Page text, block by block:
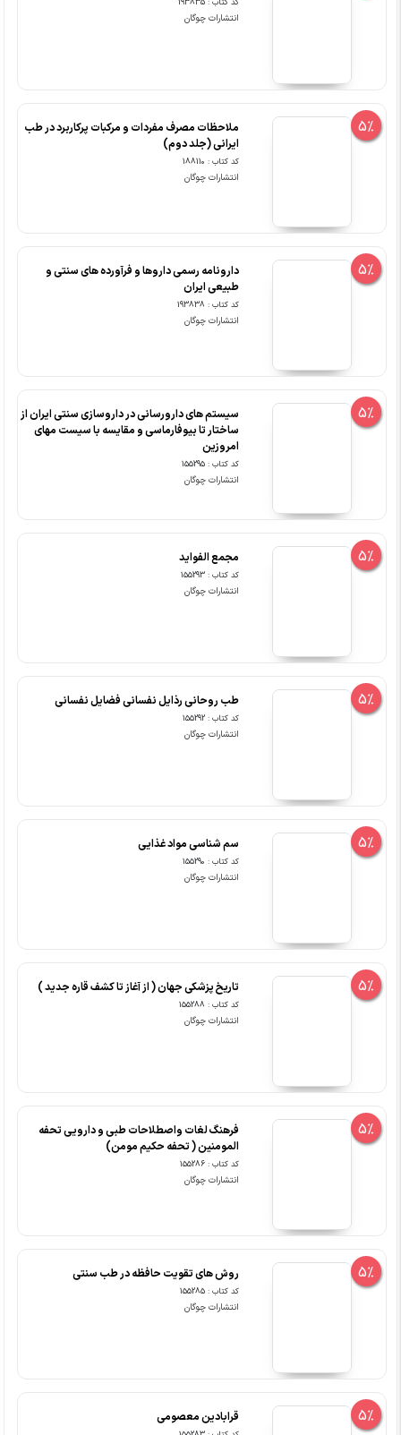
کد کتاب : 193835
انتشارات چوگان
5%
ملاحظات مصرف مفردات و مرکبات پرکاربرد در طب
ایرانی (جلد دوم)
کد کتاب : 188110
انتشارات چوگان
5%
دارونامه رسمی داروها و فرآورده های سنتی و
طبیعی ایران
کد کتاب : 193838
انتشارات چوگان
5%
سیستم های دارورسانی در داروسازی سنتی ایران از
ساختار تا بیوفارماسی و مقایسه با سیست مهای
امروزین
کد کتاب : 155295
انتشارات چوگان
5% مجمع الفواید
کد کتاب : 155293
انتشارات چوگان
5% طب روحانی رذایل نفسانی فضایل نفسانی
کد کتاب : 155292
انتشارات چوگان
5% سم شناسی مواد غذایی
کد کتاب : 155290
انتشارات چوگان
5% تاریخ پزشکی جهان ( از آغاز تا کشف قاره جدید )
کد کتاب : 155288
انتشارات چوگان
5%
فرهنگ لغات واصطلاحات طبی و دارویی تحفه
المومنین ( تحفه حکیم مومن)
کد کتاب : 155286
انتشارات چوگان
5% روش های تقویت حافظه در طب سنتی
کد کتاب : 155285
انتشارات چوگان
5% قرابادین معصومی